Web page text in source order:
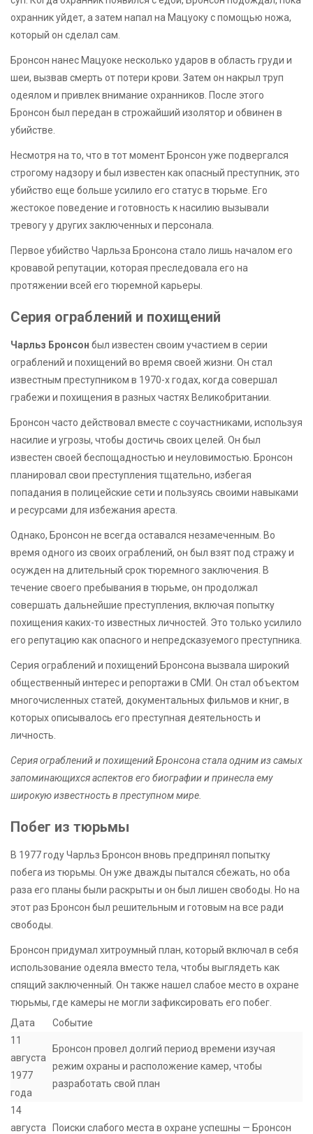
охранник уйдет, а затем напал на Мацуоку с помощью ножа,
который он сделал сам.
Бронсон нанес Мацуоке несколько ударов в область груди и
шеи, вызвав смерть от потери крови. Затем он накрыл труп
одеялом и привлек внимание охранников. После этого
Бронсон был передан в строжайший изолятор и обвинен в
убийстве.
Несмотря на то, что в тот момент Бронсон уже подвергался
строгому надзору и был известен как опасный преступник, это
убийство еще больше усилило его статус в тюрьме. Его
жестокое поведение и готовность к насилию вызывали
тревогу у других заключенных и персонала.
Первое убийство Чарльза Бронсона стало лишь началом его
кровавой репутации, которая преследовала его на
протяжении всей его тюремной карьеры.
Серия ограблений и похищений
Чарльз Бронсон был известен своим участием в серии
ограблений и похищений во время своей жизни. Он стал
известным преступником в 1970-х годах, когда совершал
грабежи и похищения в разных частях Великобритании.
Бронсон часто действовал вместе с соучастниками, используя
насилие и угрозы, чтобы достичь своих целей. Он был
известен своей беспощадностью и неуловимостью. Бронсон
планировал свои преступления тщательно, избегая
попадания в полицейские сети и пользуясь своими навыками
и ресурсами для избежания ареста.
Однако, Бронсон не всегда оставался незамеченным. Во
время одного из своих ограблений, он был взят под стражу и
осужден на длительный срок тюремного заключения. В
течение своего пребывания в тюрьме, он продолжал
совершать дальнейшие преступления, включая попытку
похищения каких-то известных личностей. Это только усилило
его репутацию как опасного и непредсказуемого преступника.
Серия ограблений и похищений Бронсона вызвала широкий
общественный интерес и репортажи в СМИ. Он стал объектом
многочисленных статей, документальных фильмов и книг, в
которых описывалось его преступная деятельность и
личность.
Серия ограблений и похищений Бронсона стала одним из самых
запоминающихся аспектов его биографии и принесла ему
широкую известность в преступном мире.
Побег из тюрьмы
В 1977 году Чарльз Бронсон вновь предпринял попытку
побега из тюрьмы. Он уже дважды пытался сбежать, но оба
раза его планы были раскрыты и он был лишен свободы. Но на
этот раз Бронсон был решительным и готовым на все ради
свободы.
Бронсон придумал хитроумный план, который включал в себя
использование одеяла вместо тела, чтобы выглядеть как
спящий заключенный. Он также нашел слабое место в охране
тюрьмы, где камеры не могли зафиксировать его побег.
Дата
Событие
11
августа
1977
года
Бронсон провел долгий период времени изучая
режим охраны и расположение камер, чтобы
разработать свой план
14
августа
Поиски слабого места в охране успешны — Бронсон